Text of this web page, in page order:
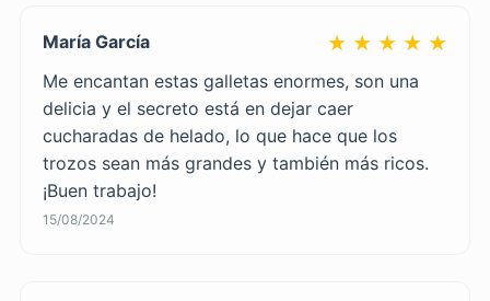
María García ★ ★ ★ ★ ★
Me encantan estas galletas enormes, son una
delicia y el secreto está en dejar caer
cucharadas de helado, lo que hace que los
trozos sean más grandes y también más ricos.
¡Buen trabajo!
15/08/2024